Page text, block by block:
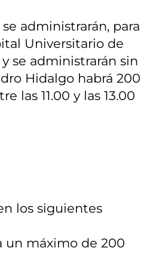
administrarán, para
Universitario de
se administrarán sin
Hidalgo habrá 200
las 11.00 y las 13.00
los siguientes
un máximo de 200